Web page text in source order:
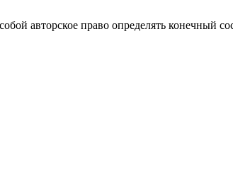
авторское право определять конечный